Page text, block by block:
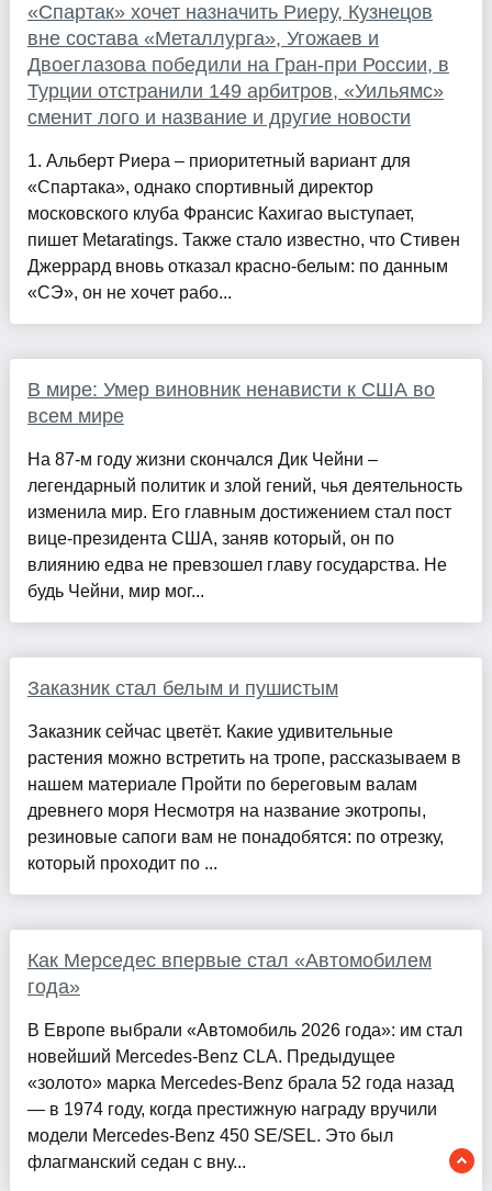
«Спартак» хочет назначить Риеру, Кузнецов
вне состава «Металлурга», Угожаев и
Двоеглазова победили на Гран-при России, в
Турции отстранили 149 арбитров, «Уильямс»
сменит лого и название и другие новости
1. Альберт Риера – приоритетный вариант для
«Спартака», однако спортивный директор
московского клуба Франсис Кахигао выступает,
пишет Metaratings. Также стало известно, что Стивен
Джеррард вновь отказал красно-белым: по данным
«СЭ», он не хочет рабо...
В мире: Умер виновник ненависти к США во
всем мире
На 87-м году жизни скончался Дик Чейни –
легендарный политик и злой гений, чья деятельность
изменила мир. Его главным достижением стал пост
вице-президента США, заняв который, он по
влиянию едва не превзошел главу государства. Не
будь Чейни, мир мог...
Заказник стал белым и пушистым
Заказник сейчас цветёт. Какие удивительные
растения можно встретить на тропе, рассказываем в
нашем материале Пройти по береговым валам
древнего моря Несмотря на название экотропы,
резиновые сапоги вам не понадобятся: по отрезку,
который проходит по ...
Как Мерседес впервые стал «Автомобилем
года»
В Европе выбрали «Автомобиль 2026 года»: им стал
новейший Mercedes-Benz CLA. Предыдущее
«золото» марка Mercedes-Benz брала 52 года назад
— в 1974 году, когда престижную награду вручили
модели Mercedes-Benz 450 SE/SEL. Это был
флагманский седан с вну...